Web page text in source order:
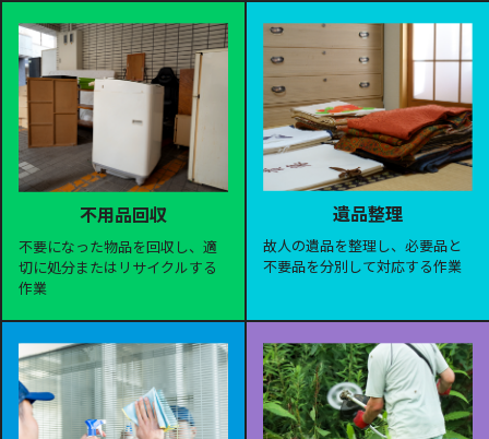
不用品回収
不要になった物品を回収し、適
切に処分またはリサイクルする
作業
遺品整理
故人の遺品を整理し、必要品と
不要品を分別して対応する作業